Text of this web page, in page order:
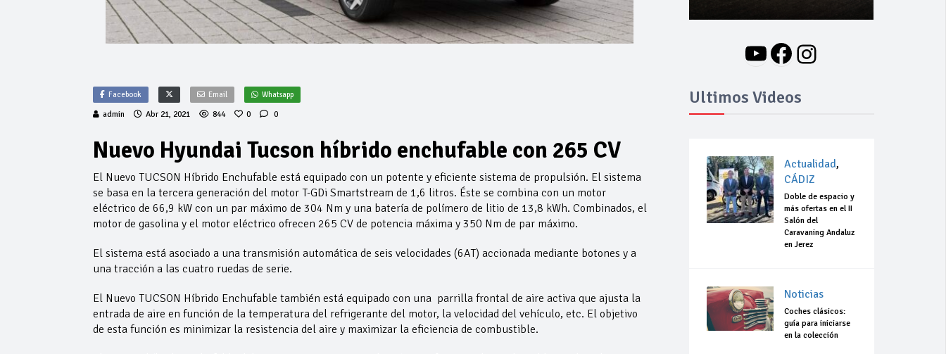
Facebook Email Whatsapp
admin Abr 21, 2021 844 0 0
Nuevo Hyundai Tucson híbrido enchufable con 265 CV
El Nuevo TUCSON Híbrido Enchufable está equipado con un potente y eficiente sistema de propulsión. El sistema
se basa en la tercera generación del motor T-GDi Smartstream de 1,6 litros. Éste se combina con un motor
eléctrico de 66,9 kW con un par máximo de 304 Nm y una batería de polímero de litio de 13,8 kWh. Combinados, el
motor de gasolina y el motor eléctrico ofrecen 265 CV de potencia máxima y 350 Nm de par máximo.
El sistema está asociado a una transmisión automática de seis velocidades (6AT) accionada mediante botones y a
una tracción a las cuatro ruedas de serie.
El Nuevo TUCSON Híbrido Enchufable también está equipado con una parrilla frontal de aire activa que ajusta la
entrada de aire en función de la temperatura del refrigerante del motor, la velocidad del vehículo, etc. El objetivo
de esta función es minimizar la resistencia del aire y maximizar la eficiencia de combustible.
YouTube
Facebook
Instagram
Ultimos Videos
Actualidad,
CÁDIZ
Doble de espacio y
más ofertas en el II
Salón del
Caravaning Andaluz
en Jerez
Noticias
Coches clásicos:
guía para iniciarse
en la colección